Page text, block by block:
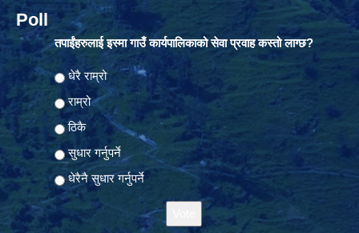
Poll
तपाईंहरुलाई इस्मा गाउँ कार्यपालिकाको सेवा प्रवाह कस्तो लाग्छ?
Choices
धेरै राम्रो
राम्रो
ठिकै
सुधार गर्नुपर्ने
धेरैनै सुधार गर्नुपर्ने